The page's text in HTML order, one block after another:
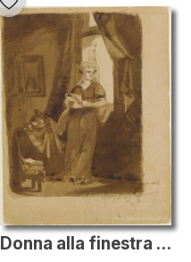
Donna alla finestra (da Sketchbook)